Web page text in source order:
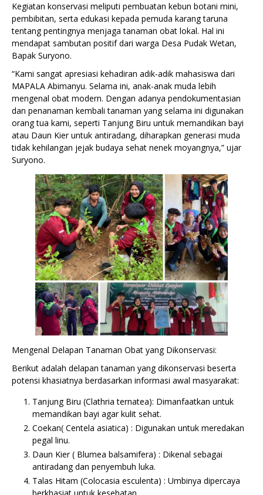
Kegiatan konservasi meliputi pembuatan kebun botani mini,
pembibitan, serta edukasi kepada pemuda karang taruna
tentang pentingnya menjaga tanaman obat lokal. Hal ini
mendapat sambutan positif dari warga Desa Pudak Wetan,
Bapak Suryono.
“Kami sangat apresiasi kehadiran adik-adik mahasiswa dari
MAPALA Abimanyu. Selama ini, anak-anak muda lebih
mengenal obat modern. Dengan adanya pendokumentasian
dan penanaman kembali tanaman yang selama ini digunakan
orang tua kami, seperti Tanjung Biru untuk memandikan bayi
atau Daun Kier untuk antiradang, diharapkan generasi muda
tidak kehilangan jejak budaya sehat nenek moyangnya,” ujar
Suryono.
Mengenal Delapan Tanaman Obat yang Dikonservasi:
Berikut adalah delapan tanaman yang dikonservasi beserta
potensi khasiatnya berdasarkan informasi awal masyarakat:
Tanjung Biru (Clathria ternatea): Dimanfaatkan untuk
memandikan bayi agar kulit sehat.
Coekan( Centela asiatica) : Digunakan untuk meredakan
pegal linu.
Daun Kier ( Blumea balsamifera) : Dikenal sebagai
antiradang dan penyembuh luka.
Talas Hitam (Colocasia esculenta) : Umbinya dipercaya